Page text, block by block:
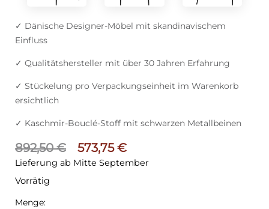
✓ Dänische Designer-Möbel mit skandinavischem
Einfluss
✓ Qualitätshersteller mit über 30 Jahren Erfahrung
✓ Stückelung pro Verpackungseinheit im Warenkorb
ersichtlich
✓ Kaschmir-Bouclé-Stoff mit schwarzen Metallbeinen
892,50€ Ursprünglicher Preis war:
573,75€
Lieferung ab Mitte September
Vorrätig
Menge: